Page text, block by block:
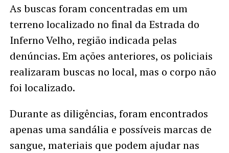
As buscas foram concentradas em um
terreno localizado no final da Estrada do
Inferno Velho, região indicada pelas
denúncias. Em ações anteriores, os policiais
realizaram buscas no local, mas o corpo não
foi localizado.
Durante as diligências, foram encontrados
apenas uma sandália e possíveis marcas de
sangue, materiais que podem ajudar nas